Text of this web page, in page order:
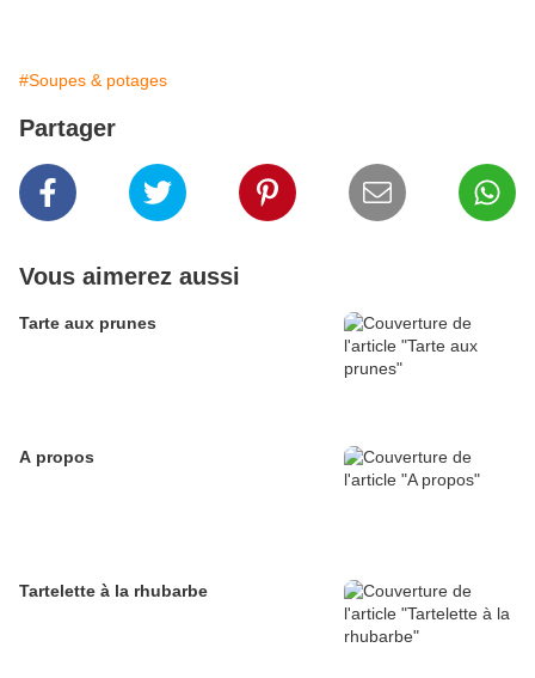
#Soupes & potages
Partager
Vous aimerez aussi
Tarte aux prunes
A propos
Tartelette à la rhubarbe